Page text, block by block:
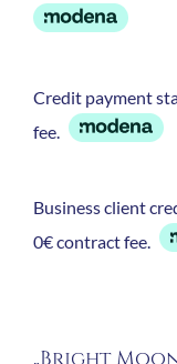
Credit payment
fee.
Business client
0€ contract fee.